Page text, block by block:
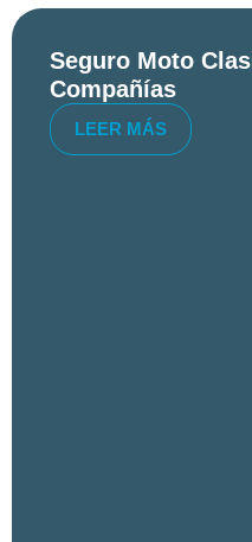
Seguro Moto
Compañías
LEER MÁS